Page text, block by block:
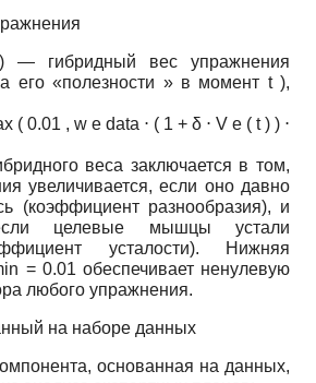
)
— гибридный вес упражнения
его «полезности » в момент t ),
( 0.01 , w e data ⋅ ( 1 + δ ⋅ V e ( t ) ) ⋅
веса заключается в том,
увеличивается, если оно давно
(коэффициент разнообразия), и
целевые мышцы устали
усталости). Нижняя
= 0.01 обеспечивает ненулевую
любого упражнения.
на наборе данных
основанная на данных,